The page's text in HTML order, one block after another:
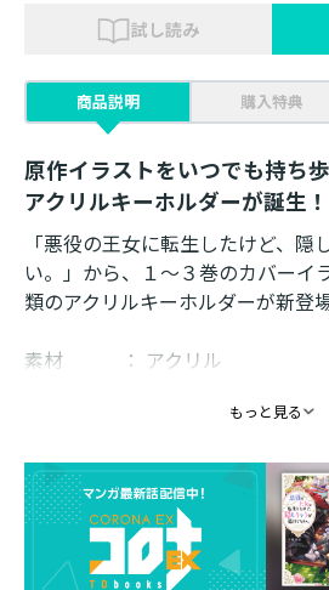
試し読み
商品説明 購入特典
原作イラストをいつでも持ち歩
アクリルキーホルダーが誕生！
「悪役の王女に転生したけど、隠
い。」から、１～３巻のカバーイ
類のアクリルキーホルダーが新登
素材 ： アクリル
もっと見る